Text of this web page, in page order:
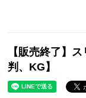
【販売終了】
判、KG】